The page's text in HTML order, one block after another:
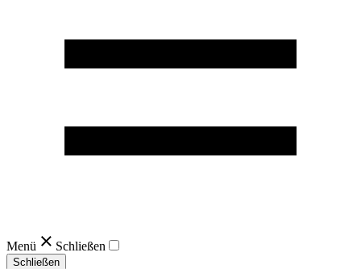
Menü Schließen
Schließen